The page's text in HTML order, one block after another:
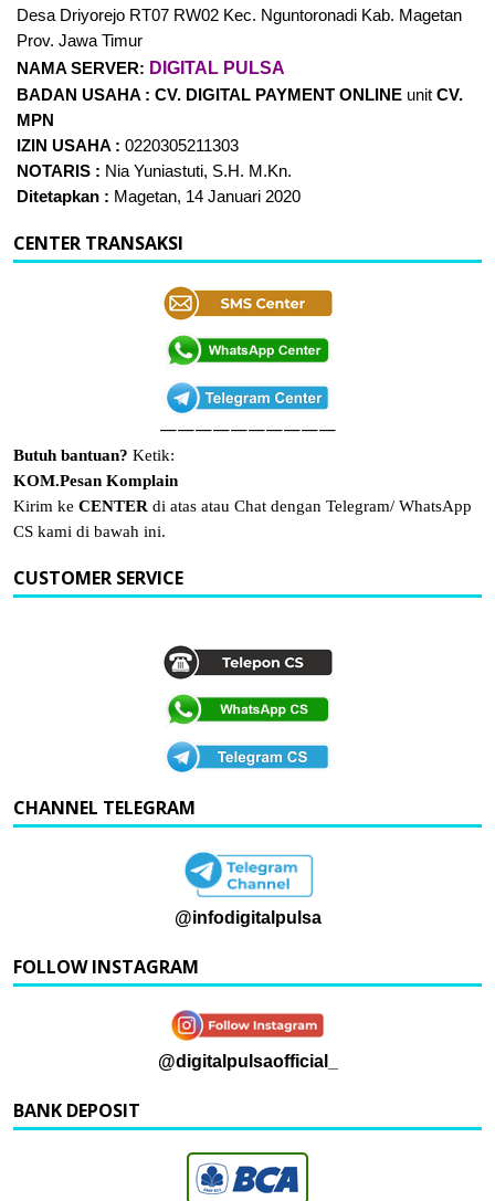
Desa Driyorejo RT07 RW02 Kec. Nguntoronadi Kab. Magetan
Prov. Jawa Timur
NAMA SERVER: DIGITAL PULSA
BADAN USAHA : CV. DIGITAL PAYMENT ONLINE unit CV.
MPN
IZIN USAHA : 0220305211303
NOTARIS : Nia Yuniastuti, S.H. M.Kn.
Ditetapkan : Magetan, 14 Januari 2020
CENTER TRANSAKSI
——————————
Butuh bantuan? Ketik:
KOM.Pesan Komplain
Kirim ke CENTER di atas atau Chat dengan Telegram/ WhatsApp
CS kami di bawah ini.
CUSTOMER SERVICE
CHANNEL TELEGRAM
@infodigitalpulsa
FOLLOW INSTAGRAM
@digitalpulsaofficial_
BANK DEPOSIT